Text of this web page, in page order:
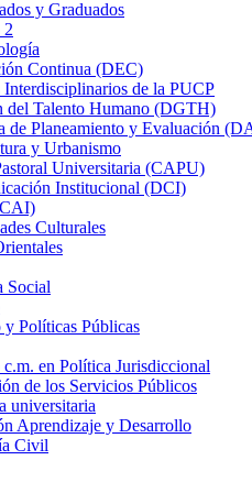
y Graduados
2
Continua (DEC)
Interdisciplinarios de la PUCP
del Talento Humano (DGTH)
de Planeamiento y Evaluación
y Urbanismo
Universitaria (CAPU)
Institucional (DCI)
Culturales
Social
y Políticas Públicas
en Política Jurisdiccional
de los Servicios Públicos
universitaria
Aprendizaje y Desarrollo
Civil